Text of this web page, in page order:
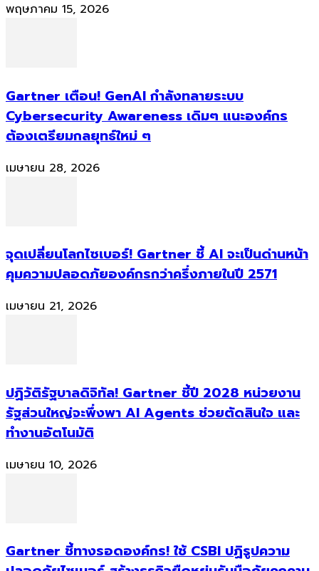
พฤษภาคม 15, 2026
Gartner เตือน! GenAI กำลังทลายระบบ
Cybersecurity Awareness เดิมๆ แนะองค์กร
ต้องเตรียมกลยุทธ์ใหม่ ๆ
เมษายน 28, 2026
จุดเปลี่ยนโลกไซเบอร์! Gartner ชี้ AI จะเป็นด่านหน้า
คุมความปลอดภัยองค์กรกว่าครึ่งภายในปี 2571
เมษายน 21, 2026
ปฏิวัติรัฐบาลดิจิทัล! Gartner ชี้ปี 2028 หน่วยงาน
รัฐส่วนใหญ่จะพึ่งพา AI Agents ช่วยตัดสินใจ และ
ทำงานอัตโนมัติ
เมษายน 10, 2026
Gartner ชี้ทางรอดองค์กร! ใช้ CSBI ปฏิรูปความ